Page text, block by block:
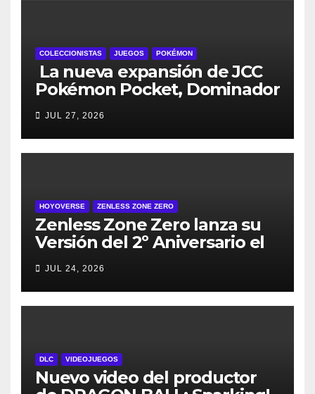
COLECCIONISTAS JUEGOS POKÉMON
La nueva expansión de JCC
Pokémon Pocket, Dominador
de los Cielos, se lanza el 29
de julio
JUL 27, 2026
HOYOVERSE ZENLESS ZONE ZERO
Zenless Zone Zero lanza su
Versión del 2º Aniversario el
29 de julio – con regalos para
todos los jugadores y nuevos
personajes
JUL 24, 2026
DLC VIDEOJUEGOS
Nuevo video del productor